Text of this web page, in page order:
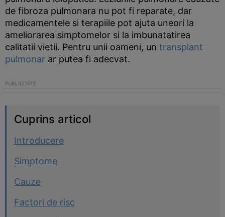
de fibroza pulmonara nu pot fi reparate, dar
medicamentele si terapiile pot ajuta uneori la
ameliorarea simptomelor si la imbunatatirea
calitatii vietii. Pentru unii oameni, un transplant
pulmonar ar putea fi adecvat.
Cuprins articol
Introducere
Simptome
Cauze
Factori de risc